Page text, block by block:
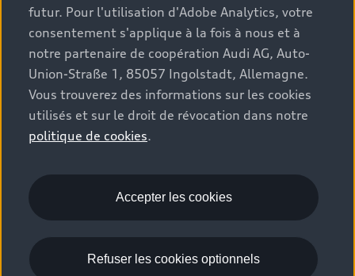
Ce modèle n'est plus disponible à la
commande.
Vous trouverez d'éventuels véhicules de
stock ici :
futur. Pour l'utilisation d'Adobe Analytics, votre
consentement s'applique à la fois à nous et à
notre partenaire de coopération Audi AG, Auto-
Union-Straße 1, 85057 Ingolstadt, Allemagne.
Vous trouverez des informations sur les cookies
utilisés et sur le droit de révocation dans notre
politique de cookies.
Accepter les cookies
Refuser les cookies optionnels